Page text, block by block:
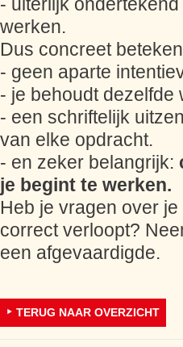
- uiterlijk
werken.
Dus concreet
- geen aparte
- je behoudt dezelfde
- een schriftelijk
van elke opdracht.
- en zeker belangrijk:
je begint te werken.
Heb je vragen over
correct verloopt?
een afgevaardigde.
TERUG NAAR OVERZICHT